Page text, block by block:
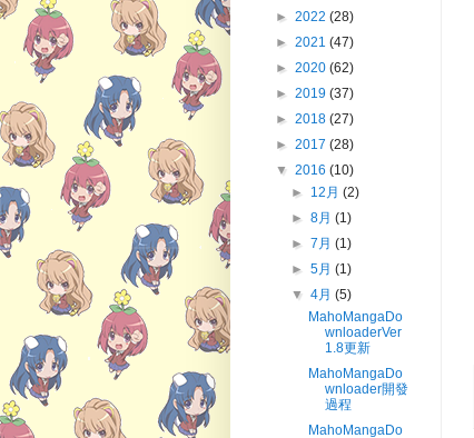
► 2022 (28)
► 2021 (47)
► 2020 (62)
► 2019 (37)
► 2018 (27)
► 2017 (28)
▼ 2016 (10)
► 12月(2)
►8月(1)
►7月(1)
►5月(1)
▼4月(5)
MahoMangaDo
wnloaderVer
1.8更新
MahoMangaDo
wnloader開發
過程
MahoMangaDo